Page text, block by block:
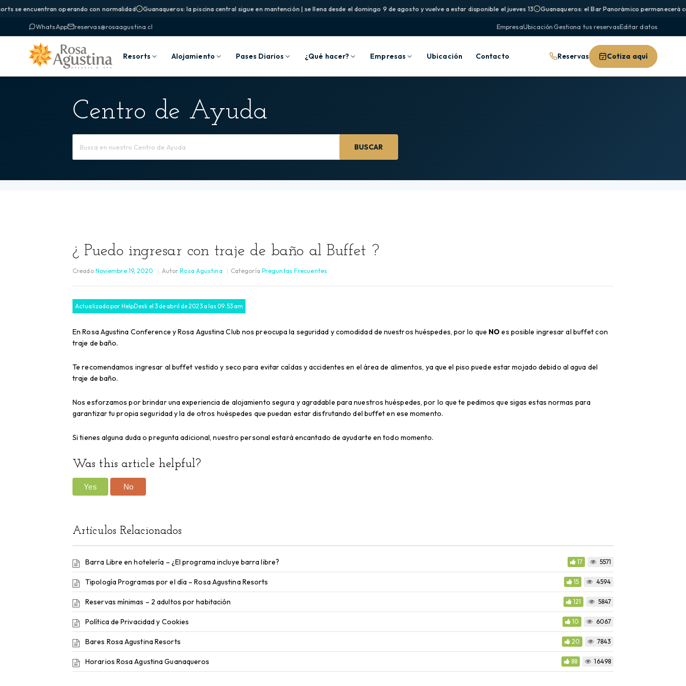
se encuentran operando con normalidad Guanaqueros: la piscina central sigue en mantención | se llena desde el domingo 9 de agosto y vuelve a estar disponible el jueves 13 Guanaqueros: el Bar Panorámico permanecerá
WhatsApp reservas@rosaagustina.cl EmpresaUbicación·Gestiona tus reservasEditar datos
Resorts Alojamiento Pases Diarios ¿Qué hacer? Empresas Ubicación Contacto Reservas Cotiza aquí
Centro de Ayuda
por
BUSCAR
¿ Puedo ingresar con traje de baño al Buffet ?
Creado Noviembre 19, 2020 Autor Rosa Agustina Categoría Preguntas Frecuentes
Actualizado por HelpDesk el 3 de abril de 2023 a las 09:53 am
En Rosa Agustina Conference y Rosa Agustina Club nos preocupa la seguridad y comodidad de nuestros huéspedes, por lo que NOes posible ingresar al buffet con
traje de baño.
Te recomendamos ingresar al buffet vestido y seco para evitar caídas y accidentes en el área de alimentos, ya que el piso puede estar mojado debido al agua del
traje de baño.
Nos esforzamos por brindar una experiencia de alojamiento segura y agradable para nuestros huéspedes, por lo que te pedimos que sigas estas normas para
garantizar tu propia seguridad y la de otros huéspedes que puedan estar disfrutando del buffet en ese momento.
Si tienes alguna duda o pregunta adicional, nuestro personal estará encantado de ayudarte en todo momento.
Was this article helpful?
Yes No
Artículos Relacionados
Barra Libre en hotelería – ¿El programa incluye barra libre? 17 5571
Tipología Programas por el día – Rosa Agustina Resorts 15 4594
Reservas mínimas – 2 adultos por habitación 121 5847
Política de Privacidad y Cookies 10 6067
Bares Rosa Agustina Resorts 20 7843
Horarios Rosa Agustina Guanaqueros 88 16498